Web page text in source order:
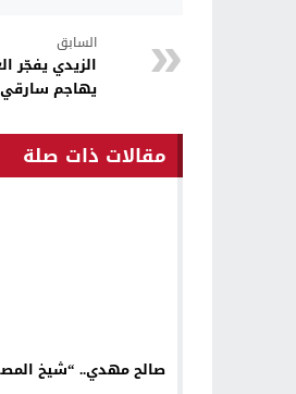
السابق
الزيدي يفجّر
يهاجم
مقالات ذات صلة
صالح مهدي.. “شيخ